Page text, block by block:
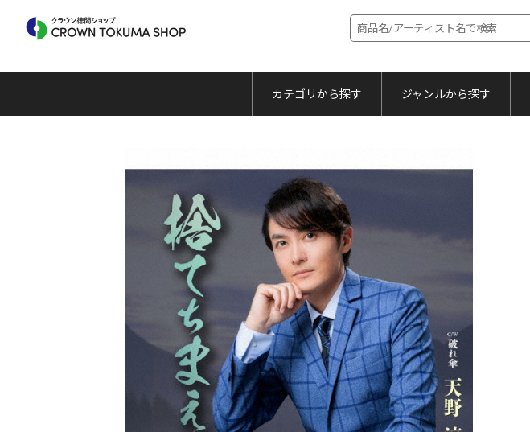
カテゴリから探す ジャンルから探す